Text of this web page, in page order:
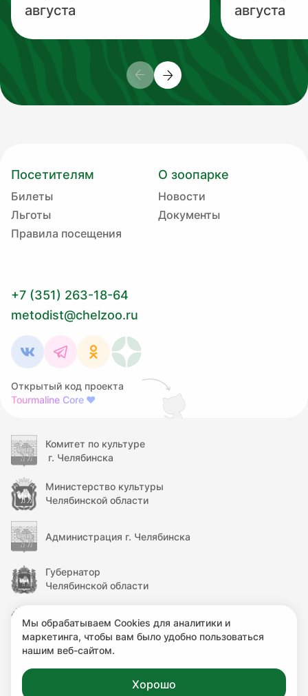
августа
августа
Посетителям
Билеты
Льготы
Правила посещения
О зоопарке
Новости
Документы
+7 (351) 263-18-64
metodist@chelzoo.ru
Открытый код проекта
Tourmaline Core ❤
Комитет по культуре
г. Челябинска
Министерство культуры
Челябинской области
Администрация г. Челябинска
Губернатор
Челябинской области
Челябинской области
Министерство культуры
Российской Федерации
Мы обрабатываем Cookies для аналитики и
маркетинга, чтобы вам было удобно пользоваться
нашим веб-сайтом.
Хорошо